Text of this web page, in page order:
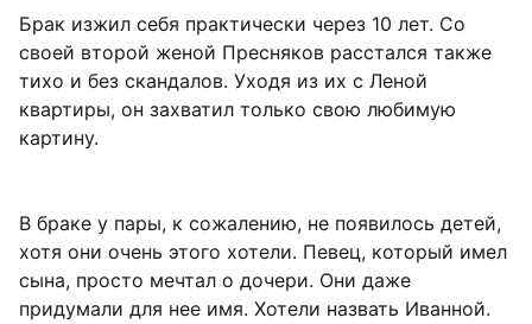
Брак изжил себя практически через 10 лет. Со
своей второй женой Пресняков расстался также
тихо и без скандалов. Уходя из их с Леной
квартиры, он захватил только свою любимую
картину.
В браке у пары, к сожалению, не появилось детей,
хотя они очень этого хотели. Певец, который имел
сына, просто мечтал о дочери. Они даже
придумали для нее имя. Хотели назвать Иванной.